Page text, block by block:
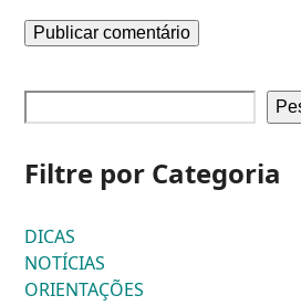
Filtre por Categoria
DICAS
NOTÍCIAS
ORIENTAÇÕES